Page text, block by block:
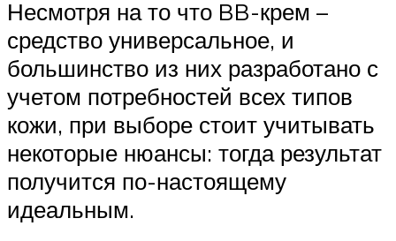
Несмотря на то что BB-крем –
средство универсальное, и
большинство из них разработано с
учетом потребностей всех типов
кожи, при выборе стоит учитывать
некоторые нюансы: тогда результат
получится по-настоящему
идеальным.